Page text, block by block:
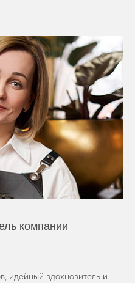
компании
идейный вдохновитель и